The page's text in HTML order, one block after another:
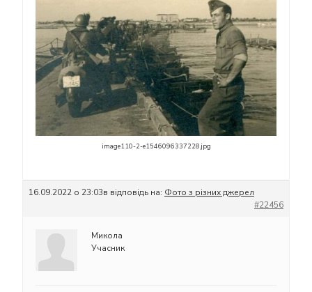
image110-2-e1546096337228.jpg
16.09.2022 о 23:03в відповідь на: Фото з різних джерел
#22456
Микола
Учасник